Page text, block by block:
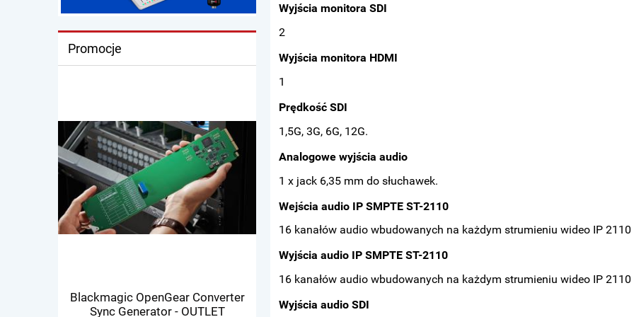
Promocje
Blackmagic OpenGear Converter
Sync Generator - OUTLET
Blackmagic Pocket Cinema Camera
Pro EVF
Wyjścia monitora SDI
2
Wyjścia monitora HDMI
1
Prędkość SDI
1,5G, 3G, 6G, 12G.
Analogowe wyjścia audio
1 x jack 6,35 mm do słuchawek.
Wejścia audio IP SMPTE ST-2110
16 kanałów audio wbudowanych na każdym strumieniu wideo IP 2110
Wyjścia audio IP SMPTE ST-2110
16 kanałów audio wbudowanych na każdym strumieniu wideo IP 2110
Wyjścia audio SDI